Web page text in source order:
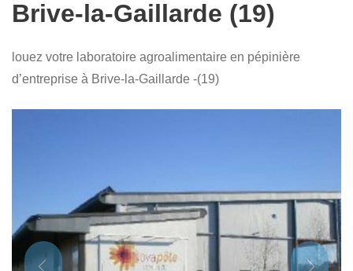
Brive-la-Gaillarde (19)
louez votre laboratoire agroalimentaire en pépinière
d’entreprise à Brive-la-Gaillarde -(19)